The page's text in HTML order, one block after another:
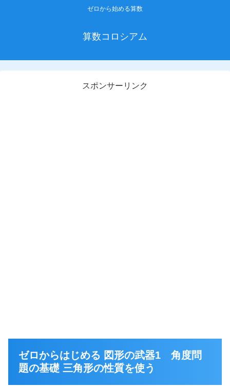
ゼロから始める算数
算数コロシアム
スポンサーリンク
ゼロからはじめる 図形の武器1 角度問
題の基礎 三角形の性質を使う